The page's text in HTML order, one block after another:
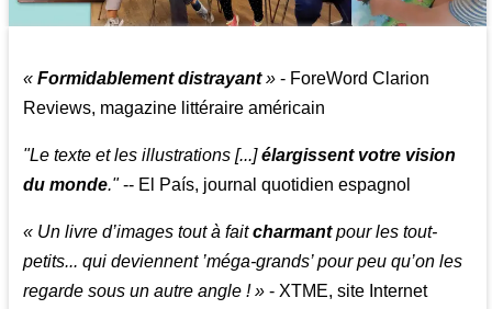
«Formidablement distrayant» - ForeWord Clarion
Reviews, magazine littéraire américain
"Le texte et les illustrations [...]élargissent votre vision
du monde."-- El País, journal quotidien espagnol
« Un livre d’images tout à faitcharmantpour les tout-
petits... qui deviennent ’méga-grands’ pour peu qu’on les
regarde sous un autre angle ! » - XTME, site Internet